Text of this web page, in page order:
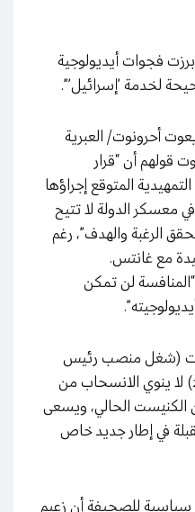
برزت فجوات أيديولوجية
لخدمة ’إسرائيل’”.
أحرونوت/ العبرية
قولهم أن “قرار
المتوقع إجراؤها
معسكر الدولة لا تتيح
الرغبة والهدف”، رغم
مع غانتس.
“المنافسة لن تمكن
(شغل منصب رئيس
الأركان بين عامي 2015–2019) لا ينوي الانسحاب من
الكنيست الحالي، ويسعى
في إطار جديد خاص
للصحيفة أن زعيم